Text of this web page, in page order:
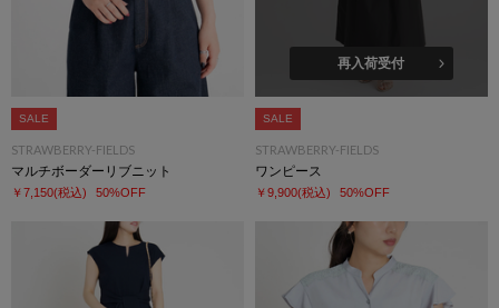
SALE
STRAWBERRY-FIELDS
マルチボーダーリブニット
￥7,150(税込) 50%OFF
再入荷受付
SALE
STRAWBERRY-FIELDS
ワンピース
￥9,900(税込) 50%OFF